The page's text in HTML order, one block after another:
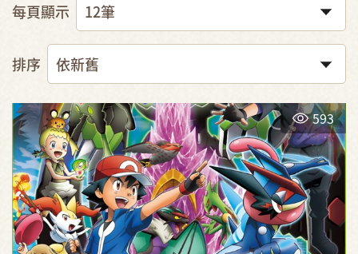
每頁顯示
排序
593